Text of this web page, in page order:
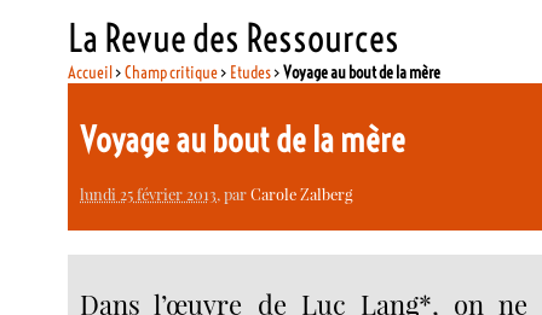
La Revue des Ressources
Accueil>Champ critique> Etudes>Voyage au bout de la mère
Voyage au bout de la mère
lundi 25 février 2013, parCarole Zalberg
Dans l’œuvre de Luc Lang*, on ne